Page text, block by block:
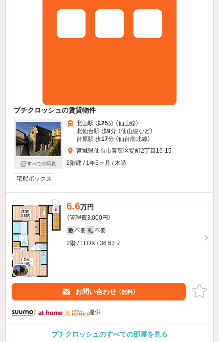
プチクロッシュの賃貸物件
すべての写真
北山駅 歩25分 （仙山線）
北仙台駅 歩9分 （仙山線など）
台原駅 歩17分 （仙台南北線）
宮城県仙台市青葉区堤町2丁目16-15
2階建 / 1年5ヶ月 / 木造
宅配ボックス
6.6万円
（管理費3,000円）
敷 不要 礼 不要
2階 / 1LDK / 36.63㎡
お問い合わせ （無料）
提供
プチクロッシュのすべての部屋を見る